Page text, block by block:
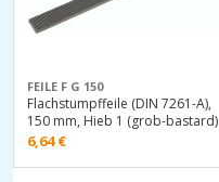
FEILE F G 150
Flachstumpffeile (DIN 7261-A),
150 mm, Hieb 1 (grob-bastard)
6,64€